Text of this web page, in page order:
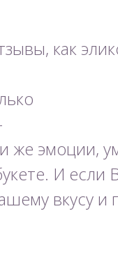
как
же эмоции,
И если
вкусу и